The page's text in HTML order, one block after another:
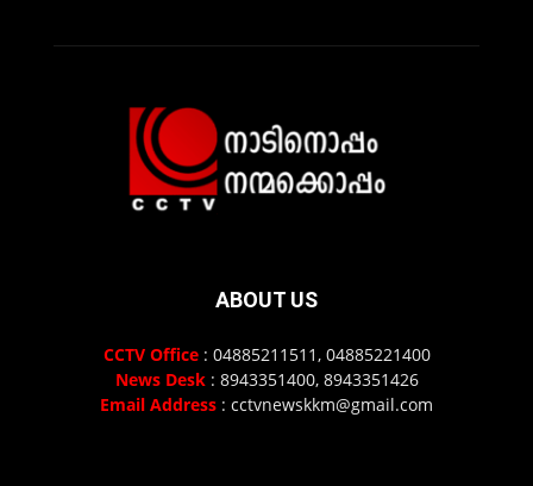
ABOUT US
CCTV Office: 04885211511, 04885221400
News Desk: 8943351400, 8943351426
Email Address : cctvnewskkm@gmail.com